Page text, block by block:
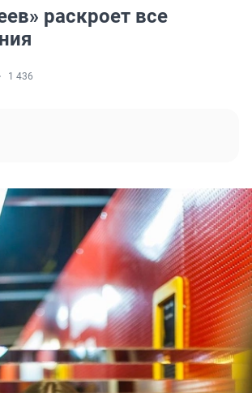
раскроет все
1 436